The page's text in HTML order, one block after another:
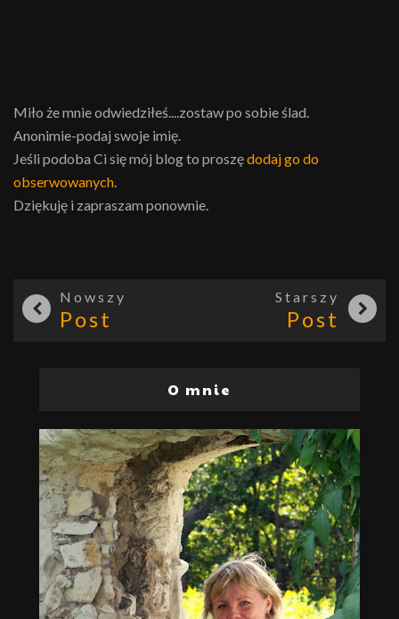
Miło że mnie odwiedziłeś....zostaw po sobie ślad.
Anonimie-podaj swoje imię.
Jeśli podoba Ci się mój blog to proszędodaj go do
obserwowanych
Dziękuję i zapraszam ponownie.
Nowszy
Post
Starszy
Post
O mnie